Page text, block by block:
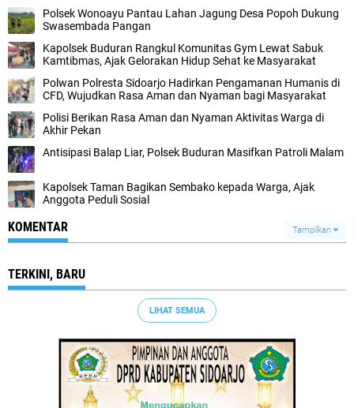
Polsek Wonoayu Pantau Lahan Jagung Desa Popoh Dukung
Swasembada Pangan
Kapolsek Buduran Rangkul Komunitas Gym Lewat Sabuk
Kamtibmas, Ajak Gelorakan Hidup Sehat ke Masyarakat
Polwan Polresta Sidoarjo Hadirkan Pengamanan Humanis di
CFD, Wujudkan Rasa Aman dan Nyaman bagi Masyarakat
Polisi Berikan Rasa Aman dan Nyaman Aktivitas Warga di
Akhir Pekan
Antisipasi Balap Liar, Polsek Buduran Masifkan Patroli Malam
Kapolsek Taman Bagikan Sembako kepada Warga, Ajak
Anggota Peduli Sosial
KOMENTAR Tampilkan
TERKINI, BARU
LIHAT SEMUA